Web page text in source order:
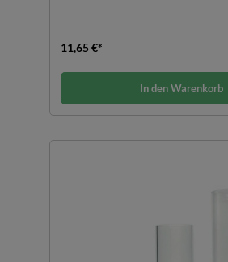
11,65 €*
In den Warenkorb